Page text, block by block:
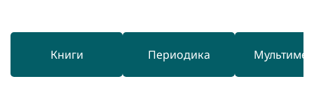
Книги Периодика